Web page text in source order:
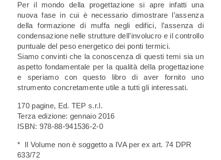
Per il mondo della progettazione si apre infatti una
nuova fase in cui è necessario dimostrare l’assenza
della formazione di muffa negli edifici, l’assenza di
condensazione nelle strutture dell’involucro e il controllo
puntuale del peso energetico dei ponti termici.
Siamo convinti che la conoscenza di questi temi sia un
aspetto fondamentale per la qualità della progettazione
e speriamo con questo libro di aver fornito uno
strumento concretamente utile a tutti gli interessati.
170 pagine, Ed. TEP s.r.l.
Terza edizione: gennaio 2016
ISBN: 978-88-941536-2-0
* Il Volume non è soggetto a IVA per ex art. 74 DPR
633/72